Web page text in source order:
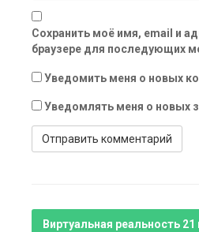
Сохранить моё имя, email и
браузере для последующих
Уведомить меня о новых
Уведомлять меня о новых
Виртуальная реальность 21